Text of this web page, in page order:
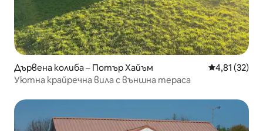
Дървена колиба – Потър Хайъм Средна
4,81 (32)
Уютна крайречна вила с външна тераса